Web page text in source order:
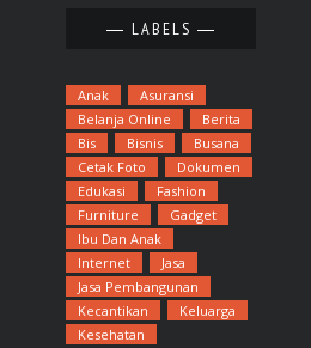
LABELS
Anak
Asuransi
Belanja Online
Berita
Bis
Bisnis
Busana
Cetak Foto
Dokumen
Edukasi
Fashion
Furniture
Gadget
Ibu Dan Anak
Internet
Jasa
Jasa Pembangunan
Kecantikan
Keluarga
Kesehatan